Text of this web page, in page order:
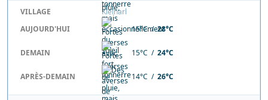
VILLAGE
Kleinarl
AUJOURD'HUI
15°C /28°C
DEMAIN 15°C / 24°C
APRÈS-DEMAIN 14°C / 26°C